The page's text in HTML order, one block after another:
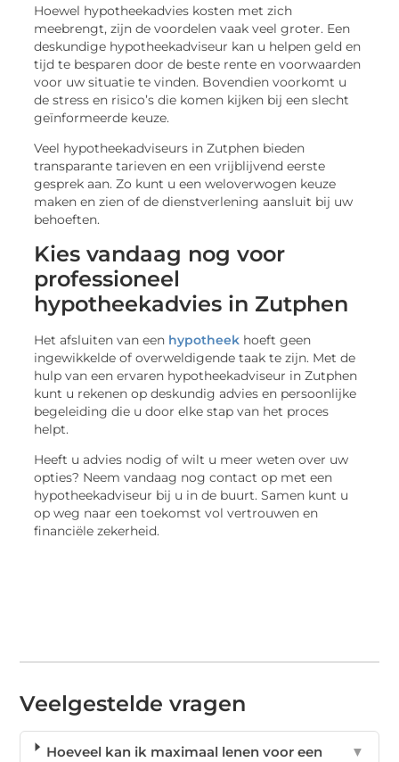
Hoewel hypotheekadvies kosten met zich
meebrengt, zijn de voordelen vaak veel groter. Een
deskundige hypotheekadviseur kan u helpen geld en
tijd te besparen door de beste rente en voorwaarden
voor uw situatie te vinden. Bovendien voorkomt u
de stress en risico’s die komen kijken bij een slecht
geïnformeerde keuze.
Veel hypotheekadviseurs in Zutphen bieden
transparante tarieven en een vrijblijvend eerste
gesprek aan. Zo kunt u een weloverwogen keuze
maken en zien of de dienstverlening aansluit bij uw
behoeften.
Kies vandaag nog voor
professioneel
hypotheekadvies in Zutphen
Het afsluiten van een hypotheek hoeft geen
ingewikkelde of overweldigende taak te zijn. Met de
hulp van een ervaren hypotheekadviseur in Zutphen
kunt u rekenen op deskundig advies en persoonlijke
begeleiding die u door elke stap van het proces
helpt.
Heeft u advies nodig of wilt u meer weten over uw
opties? Neem vandaag nog contact op met een
hypotheekadviseur bij u in de buurt. Samen kunt u
op weg naar een toekomst vol vertrouwen en
financiële zekerheid.
Veelgestelde vragen
Hoeveel kan ik maximaal lenen voor een
▼